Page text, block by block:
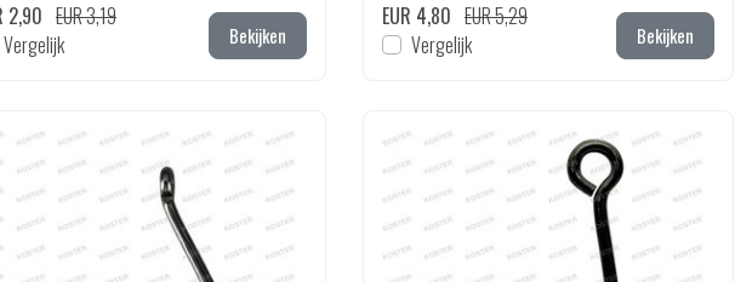
2,90 EUR 3,19
Vergelijk
Bekijken
EUR 4,80 EUR 5,29
Vergelijk
Bekijken